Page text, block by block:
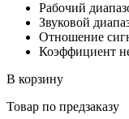
Рабочий
Звуковой
Отношение
Коэффициент
В корзину
Товар по предзаказу